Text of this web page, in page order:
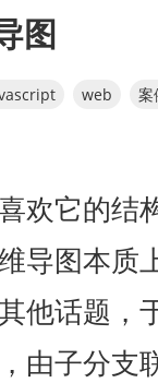
图
web 案
欢它的结
导图本质
他话题，
由子分支